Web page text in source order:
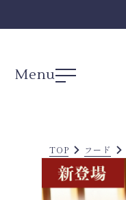
Menu
TOP フード